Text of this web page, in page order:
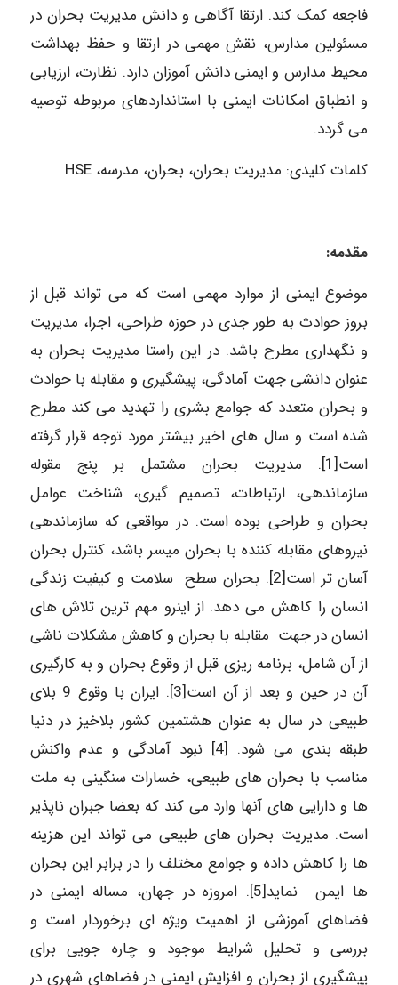
فاجعه کمک کند. ارتقا آگاهی و دانش مدیریت بحران در
مسئولین مدارس، نقش مهمی در ارتقا و حفظ بهداشت
محیط مدارس و ایمنی دانش آموزان دارد. نظارت، ارزیابی
و انطباق امکانات ایمنی با استانداردهای مربوطه توصیه
می گردد.
کلمات کلیدی: مدیریت بحران، بحران، مدرسه، HSE
مقدمه:
موضوع ایمنی از موارد مهمی است که می تواند قبل از
بروز حوادث به طور جدی در حوزه طراحی، اجرا، مدیریت
و نگهداری مطرح باشد. در این راستا مدیریت بحران به
عنوان دانشی جهت آمادگی، پیشگیری و مقابله با حوادث
و بحران متعدد که جوامع بشری را تهدید می کند مطرح
شده است و سال های اخیر بیشتر مورد توجه قرار گرفته
است[1]. مدیریت بحران مشتمل بر پنج مقوله
سازماندهی، ارتباطات، تصمیم گیری، شناخت عوامل
بحران و طراحی بوده است. در مواقعی که سازماندهی
نیروهای مقابله کننده با بحران میسر باشد، کنترل بحران
آسان تر است[2]. بحران سطح سلامت و کیفیت زندگی
انسان را کاهش می دهد. از اینرو مهم ترین تلاش های
انسان در جهت مقابله با بحران و کاهش مشکلات ناشی
از آن شامل، برنامه ریزی قبل از وقوع بحران و به کارگیری
آن در حین و بعد از آن است[3]. ایران با وقوع 9 بلای
طبیعی در سال به عنوان هشتمین کشور بلاخیز در دنیا
طبقه بندی می شود. [4] نبود آمادگی و عدم واکنش
مناسب با بحران های طبیعی، خسارات سنگینی به ملت
ها و دارایی های آنها وارد می کند که بعضا جبران ناپذیر
است. مدیریت بحران های طبیعی می تواند این هزینه
ها را کاهش داده و جوامع مختلف را در برابر این بحران
ها ایمن نماید[5]. امروزه در جهان، مساله ایمنی در
فضاهای آموزشی از اهمیت ویژه ای برخوردار است و
بررسی و تحلیل شرایط موجود و چاره جویی برای
پیشگیری از بحران و افزایش ایمنی در فضاهای شهری در